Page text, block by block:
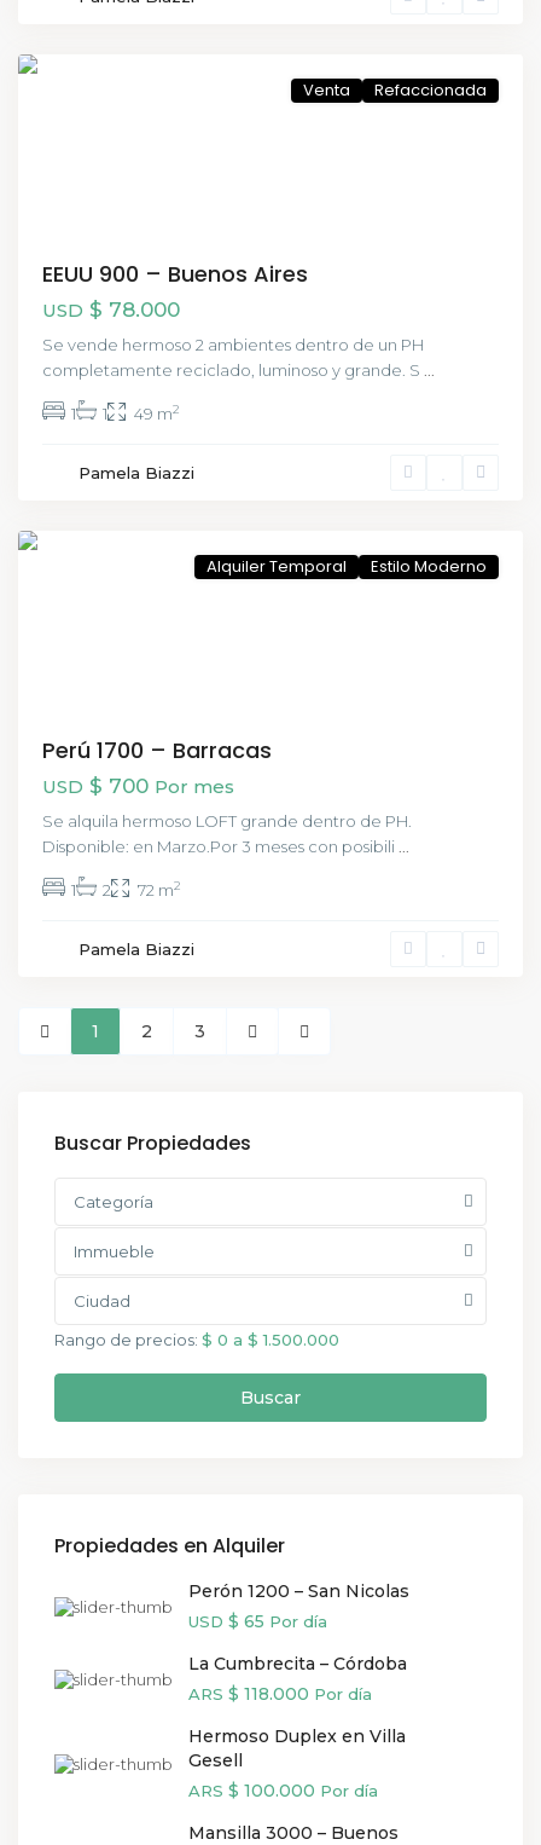
Venta Refaccionada
EEUU 900 – Buenos Aires
USD $ 78.000
Se vende hermoso 2 ambientes dentro de un PH
completamente reciclado, luminoso y grande. S
1 1 49 m2
Pamela Biazzi
Alquiler Temporal Estilo Moderno
Perú 1700 – Barracas
USD $ 700 Por mes
Se alquila hermoso LOFT grande dentro de PH.
Disponible: en Marzo.Por 3 meses con posibili
1 2 72 m2
Pamela Biazzi
1 2 3
Buscar Propiedades
Categoría
Immueble
Ciudad
Rango de precios: $ 0 a $ 1.500.000
Buscar
Propiedades en Alquiler
Perón 1200 – San Nicolas
USD $ 65 Por día
La Cumbrecita – Córdoba
ARS $ 118.000 Por día
Hermoso Duplex en Villa
Gesell
ARS $ 100.000 Por día
Mansilla 3000 – Buenos